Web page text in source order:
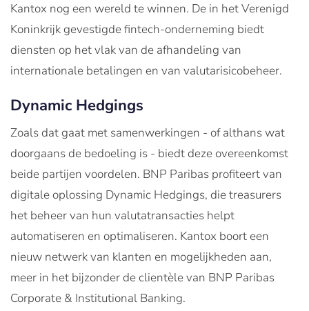
Kantox nog een wereld te winnen. De in het Verenigd
Koninkrijk gevestigde fintech-onderneming biedt
diensten op het vlak van de afhandeling van
internationale betalingen en van valutarisicobeheer.
Dynamic Hedgings
Zoals dat gaat met samenwerkingen - of althans wat
doorgaans de bedoeling is - biedt deze overeenkomst
beide partijen voordelen. BNP Paribas profiteert van
digitale oplossing Dynamic Hedgings, die treasurers
het beheer van hun valutatransacties helpt
automatiseren en optimaliseren. Kantox boort een
nieuw netwerk van klanten en mogelijkheden aan,
meer in het bijzonder de clientèle van BNP Paribas
Corporate & Institutional Banking.